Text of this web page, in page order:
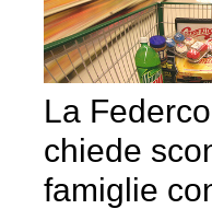
La
chiede
famiglie